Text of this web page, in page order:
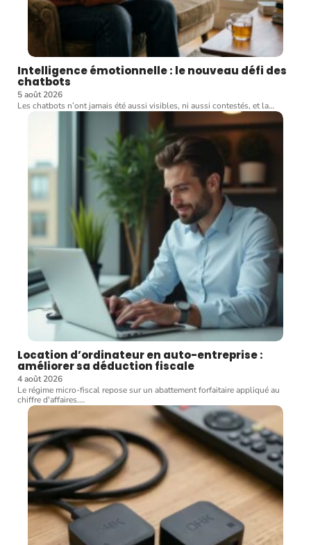
Intelligence émotionnelle : le nouveau défi des
chatbots
5 août 2026
Les chatbots n’ont jamais été aussi visibles, ni aussi contestés, et la…
Location d’ordinateur en auto-entreprise :
améliorer sa déduction fiscale
4 août 2026
Le régime micro-fiscal repose sur un abattement forfaitaire appliqué au
chiffre d'affaires.…